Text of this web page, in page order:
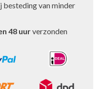
van minder
48 uurverzonden